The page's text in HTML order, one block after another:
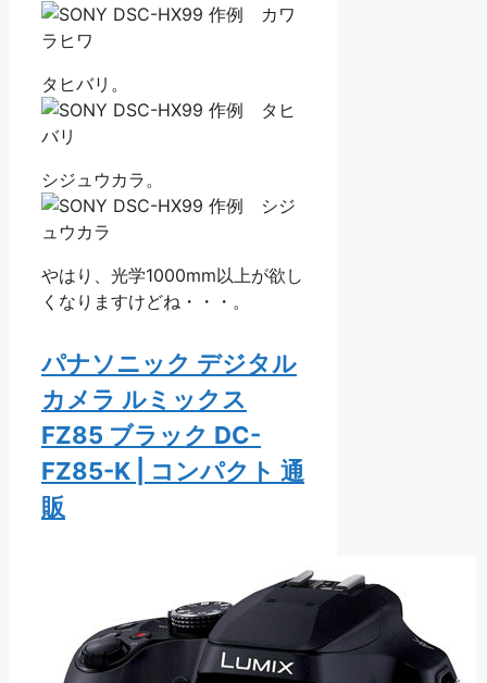
タヒバリ。
シジュウカラ。
やはり、光学1000mm以上が欲し
くなりますけどね・・・。
パナソニック デジタル
カメラ ルミックス
FZ85 ブラック DC-
FZ85-K | コンパクト 通
販